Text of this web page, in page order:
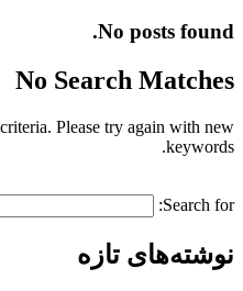
No posts found.
No Search Matches
Please try again with new
keywords.
Search for:
نوشته‌های تازه